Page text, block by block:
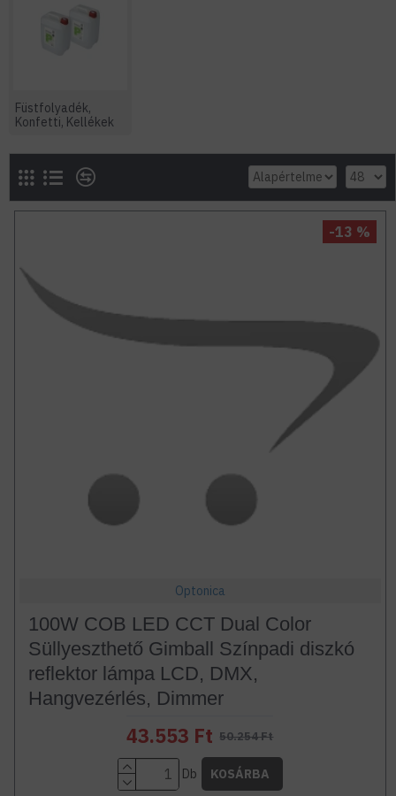
Füstfolyadék,
Konfetti, Kellékek
-13 %
Optonica
100W COB LED CCT Dual Color
Süllyeszthető Gimball Színpadi diszkó
reflektor lámpa LCD, DMX,
Hangvezérlés, Dimmer
43.553 Ft 50.254 Ft
Db KOSÁRBA